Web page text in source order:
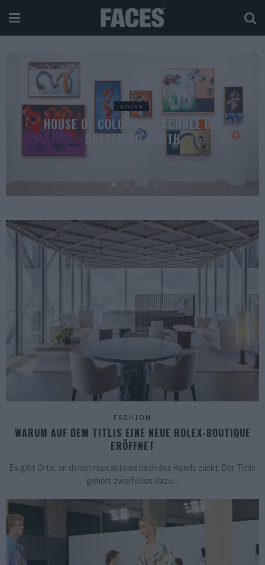
LIVING
HOUSE OF COLORS: JU SCHNEE BEI
BETTER GO SOUTH
FASHION
WARUM AUF DEM TITLIS EINE NEUE ROLEX-BOUTIQUE
ERÖFFNET
Es gibt Orte, an denen man automatisch das Handy zückt. Der Titlis
gehört zweifellos dazu....